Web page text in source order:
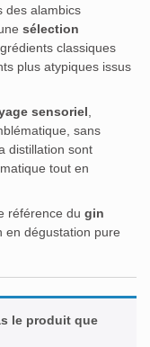
des alambics
sélection
classiques
plus atypiques issus
sensoriel
sans
distillation sont
tout en
référence du gin
en dégustation pure
le produit que